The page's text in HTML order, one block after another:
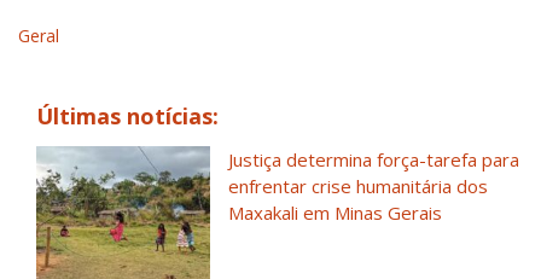
Geral
Últimas notícias:
Justiça determina força-tarefa para
enfrentar crise humanitária dos
Maxakali em Minas Gerais